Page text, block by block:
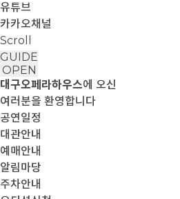
유튜브
카카오채널
Scroll
GUIDE
OPEN
대구오페라하우스에 오신
여러분을 환영합니다
공연일정
대관안내
예매안내
알림마당
주차안내